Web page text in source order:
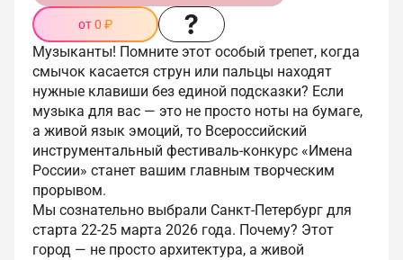
от 0 ₽
Музыканты! Помните этот особый трепет, когда
смычок касается струн или пальцы находят
нужные клавиши без единой подсказки? Если
музыка для вас — это не просто ноты на бумаге,
а живой язык эмоций, то Всероссийский
инструментальный фестиваль-конкурс «Имена
России» станет вашим главным творческим
прорывом.
Мы сознательно выбрали Санкт-Петербург для
старта 22-25 марта 2026 года. Почему? Этот
город — не просто архитектура, а живой